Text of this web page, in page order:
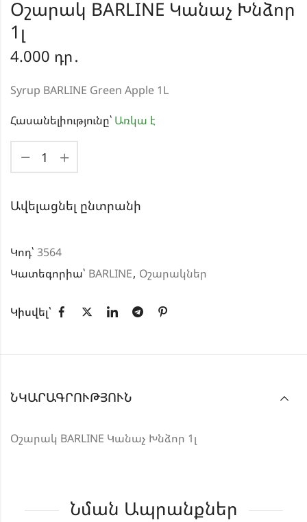
Օշարակ BARLINE Կանաչ Խնձոր
1լ
4.000 դր․
Syrup BARLINE Green Apple 1L
Հասանելիությունը՝ Առկա է
Ավելացնել ընտրանի
Կոդ՝ 3564
Կատեգորիա՝ BARLINE, Օշարակներ
Կիսվել՝
ՆԿԱՐԱԳՐՈՒԹՅՈՒՆ
Օշարակ BARLINE Կանաչ Խնձոր 1լ
Նման Ապրանքներ